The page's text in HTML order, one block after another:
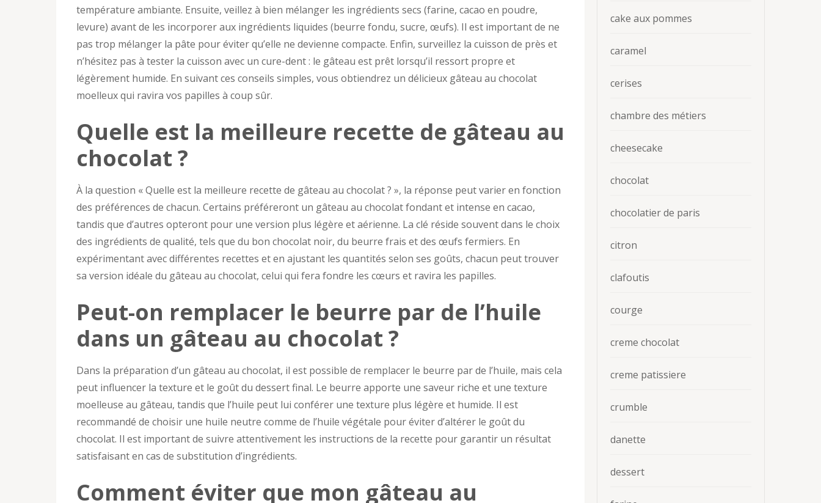
température ambiante. Ensuite, veillez à bien mélanger les ingrédients secs (farine, cacao en poudre,
levure) avant de les incorporer aux ingrédients liquides (beurre fondu, sucre, œufs). Il est important de ne
pas trop mélanger la pâte pour éviter qu’elle ne devienne compacte. Enfin, surveillez la cuisson de près et
n’hésitez pas à tester la cuisson avec un cure-dent : le gâteau est prêt lorsqu’il ressort propre et
légèrement humide. En suivant ces conseils simples, vous obtiendrez un délicieux gâteau au chocolat
moelleux qui ravira vos papilles à coup sûr.
Quelle est la meilleure recette de gâteau au
chocolat ?
À la question « Quelle est la meilleure recette de gâteau au chocolat ? », la réponse peut varier en fonction
des préférences de chacun. Certains préféreront un gâteau au chocolat fondant et intense en cacao,
tandis que d’autres opteront pour une version plus légère et aérienne. La clé réside souvent dans le choix
des ingrédients de qualité, tels que du bon chocolat noir, du beurre frais et des œufs fermiers. En
expérimentant avec différentes recettes et en ajustant les quantités selon ses goûts, chacun peut trouver
sa version idéale du gâteau au chocolat, celui qui fera fondre les cœurs et ravira les papilles.
Peut-on remplacer le beurre par de l’huile
dans un gâteau au chocolat ?
Dans la préparation d’un gâteau au chocolat, il est possible de remplacer le beurre par de l’huile, mais cela
peut influencer la texture et le goût du dessert final. Le beurre apporte une saveur riche et une texture
moelleuse au gâteau, tandis que l’huile peut lui conférer une texture plus légère et humide. Il est
recommandé de choisir une huile neutre comme de l’huile végétale pour éviter d’altérer le goût du
chocolat. Il est important de suivre attentivement les instructions de la recette pour garantir un résultat
satisfaisant en cas de substitution d’ingrédients.
Comment éviter que mon gâteau au
cake aux pommes
caramel
cerises
chambre des métiers
cheesecake
chocolat
chocolatier de paris
citron
clafoutis
courge
creme chocolat
creme patissiere
crumble
danette
dessert